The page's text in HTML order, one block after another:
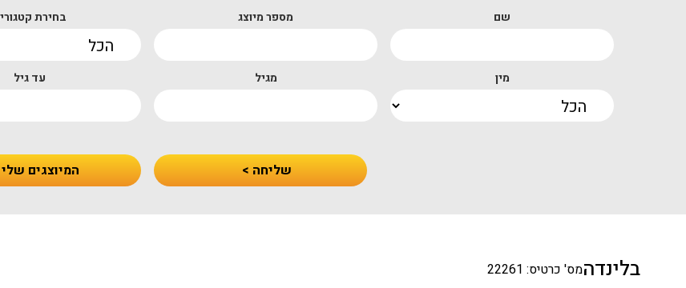
שם מספר מיוצג בחירת
מין מגיל עד גיל
שליחה > המיוצגים שלי
בלינדהמס' כרטיס: 22261